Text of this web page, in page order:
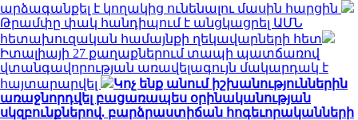
արձագանքել է կողակից ունենալու մասին հարցին
Թրամփը փակ հանդիպում է անցկացրել ԱՄՆ
հետախուզական համայնքի ղեկավարների հետ
Իտալիայի 27 քաղաքներում տապի պատճառով
վտանգավորության առավելագույն մակարդակ է
հայտարարվել
Կոչ ենք անում իշխանություններին
առաջնորդվել բացառապես օրինականության
սկզբունքներով. բարձրաստիճան հոգեւորականների